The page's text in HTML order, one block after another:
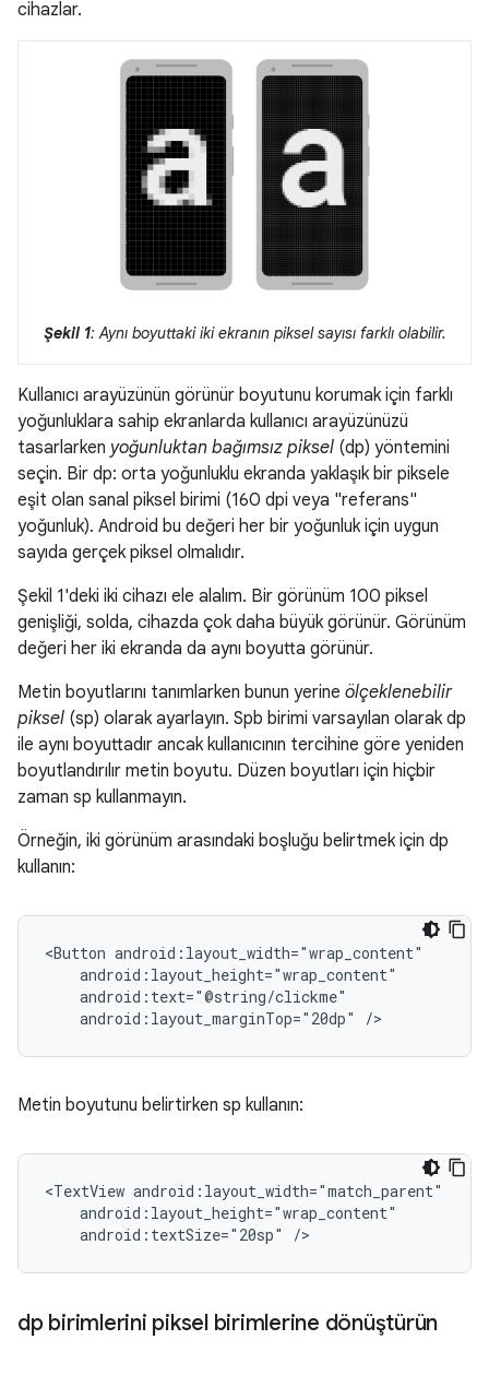
cihazlar.
Şekil 1: Aynı boyuttaki iki ekranın piksel sayısı farklı olabilir.
Kullanıcı arayüzünün görünür boyutunu korumak için farklı
yoğunluklara sahip ekranlarda kullanıcı arayüzünüzü
tasarlarken yoğunluktan bağımsız piksel (dp) yöntemini
seçin. Bir dp: orta yoğunluklu ekranda yaklaşık bir piksele
eşit olan sanal piksel birimi (160 dpi veya "referans"
yoğunluk). Android bu değeri her bir yoğunluk için uygun
sayıda gerçek piksel olmalıdır.
Şekil 1'deki iki cihazı ele alalım. Bir görünüm 100 piksel
genişliği, solda, cihazda çok daha büyük görünür. Görünüm
değeri her iki ekranda da aynı boyutta görünür.
Metin boyutlarını tanımlarken bunun yerine ölçeklenebilir
piksel (sp) olarak ayarlayın. Spb birimi varsayılan olarak dp
ile aynı boyuttadır ancak kullanıcının tercihine göre yeniden
boyutlandırılır metin boyutu. Düzen boyutları için hiçbir
zaman sp kullanmayın.
Örneğin, iki görünüm arasındaki boşluğu belirtmek için dp
kullanın:
<Button
android:layout_marginTop="20dp"
/>
Metin boyutunu belirtirken sp kullanın:
<TextView
android:textSize="20sp"
/>
dp birimlerini piksel birimlerine dönüştürün